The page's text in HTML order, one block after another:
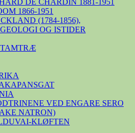
1866-1951
(1784-1856),
OG ISTIDER
VED ENGARE SERO
NATRON)
KLØFTEN